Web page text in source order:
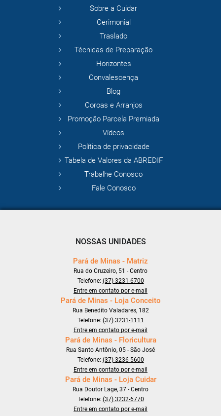
Sobre a Cuidar
Cerimonial
Traslado
Técnicas de Preparação
Horizontes
Convalescença
Blog
Coroas e Arranjos
Promoção Parcela Premiada
Vídeos
Política de privacidade
Tabela de Valores da ABREDIF
Trabalhe Conosco
Fale Conosco
NOSSAS UNIDADES
Pará de Minas - Matriz
Rua do Cruzeiro, 51 - Centro
Telefone: (37) 3231-6700
Entre em contato por e-mail
Pará de Minas - Loja Conceito
Rua Benedito Valadares, 182
Telefone: (37) 3231-1111
Entre em contato por e-mail
Pará de Minas - Floricultura
Rua Santo Antônio, 05 - São José
Telefone: (37) 3236-5600
Entre em contato por e-mail
Pará de Minas - Loja Cuidar
Rua Doutor Lage, 37 - Centro
Telefone: (37) 3232-6770
Entre em contato por e-mail